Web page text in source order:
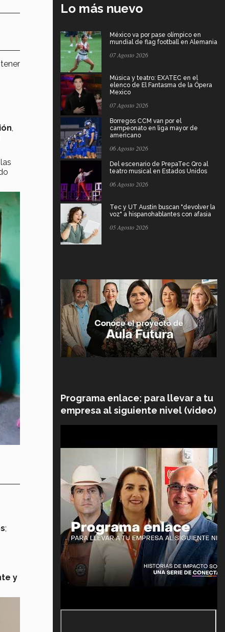
tener
las
;
y
Lo más nuevo
México va por pase olímpico en
mundial de flag football en Alemania
07 Agosto 2026
Música y teatro: EXATEC en el
elenco de El Fantasma de la Ópera
Mexico
07 Agosto 2026
Borregos CCM van por el
campeonato en liga mayor de
americano
06 Agosto 2026
Del escenario de PrepaTec Qro al
teatro musical en Estados Unidos
06 Agosto 2026
Tec y UT Austin buscan "devolver la
voz" a hispanohablantes con afasia
05 Agosto 2026
Programa enlace: para llevar a tu
empresa al siguiente nivel (video)